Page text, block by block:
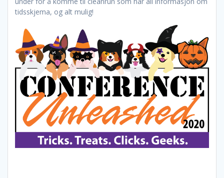
tidsskjema, og alt mulig!